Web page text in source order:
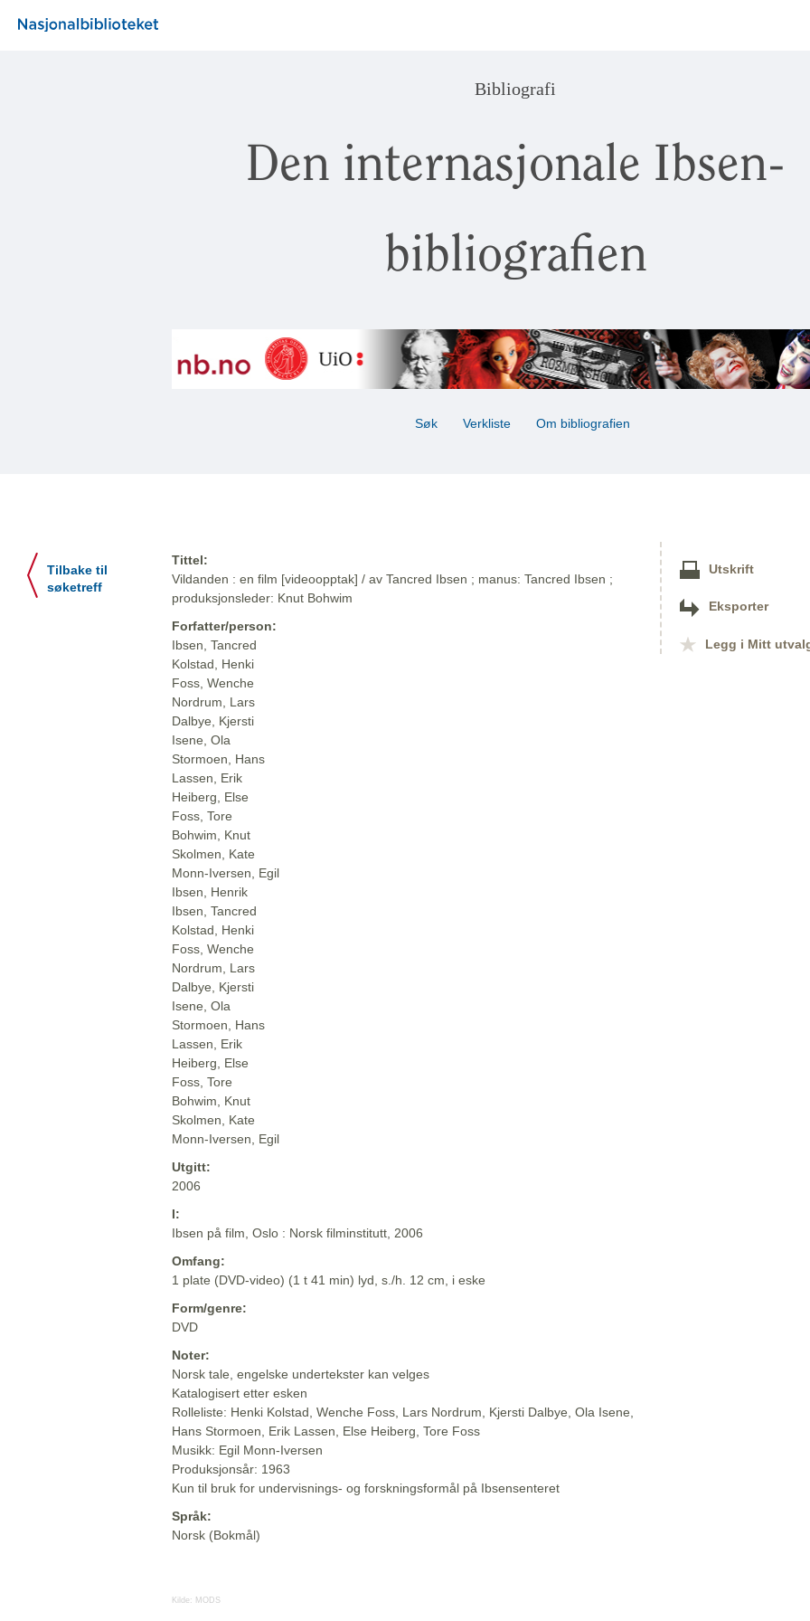
Bibliografi
Den internasjonale Ibsen-
bibliografien
Søk Verkliste Om bibliografien
Tilbake til
søketreff
Tittel:
Vildanden : en film [videoopptak] / av Tancred Ibsen ; manus: Tancred Ibsen ;
produksjonsleder: Knut Bohwim
Forfatter/person:
Ibsen, Tancred
Kolstad, Henki
Foss, Wenche
Nordrum, Lars
Dalbye, Kjersti
Isene, Ola
Stormoen, Hans
Lassen, Erik
Heiberg, Else
Foss, Tore
Bohwim, Knut
Skolmen, Kate
Monn-Iversen, Egil
Ibsen, Henrik
Ibsen, Tancred
Kolstad, Henki
Foss, Wenche
Nordrum, Lars
Dalbye, Kjersti
Isene, Ola
Stormoen, Hans
Lassen, Erik
Heiberg, Else
Foss, Tore
Bohwim, Knut
Skolmen, Kate
Monn-Iversen, Egil
Utgitt:
2006
I:
Ibsen på film, Oslo : Norsk filminstitutt, 2006
Omfang:
1 plate (DVD-video) (1 t 41 min) lyd, s./h. 12 cm, i eske
Form/genre:
DVD
Noter:
Norsk tale, engelske undertekster kan velges
Katalogisert etter esken
Rolleliste: Henki Kolstad, Wenche Foss, Lars Nordrum, Kjersti Dalbye, Ola Isene,
Hans Stormoen, Erik Lassen, Else Heiberg, Tore Foss
Musikk: Egil Monn-Iversen
Produksjonsår: 1963
Kun til bruk for undervisnings- og forskningsformål på Ibsensenteret
Språk:
Norsk (Bokmål)
Kilde: MODS
Utskrift
Eksporter
Legg i Mitt